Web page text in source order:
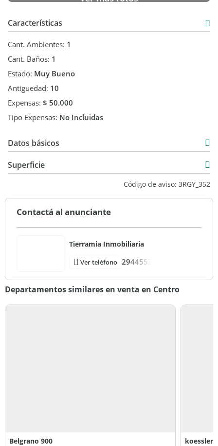
Características
Cant. Ambientes: 1
Cant. Baños: 1
Estado: Muy Bueno
Antiguedad: 10
Expensas: $ 50.000
Tipo Expensas: No Incluidas
Datos básicos
Venta
Superficie
Código de aviso: 3RGY_352
Contactá al anunciante
Tierramia Inmobiliaria
Ver teléfono 2944553
Departamentos similares en venta en Centro
Belgrano 900 koessler